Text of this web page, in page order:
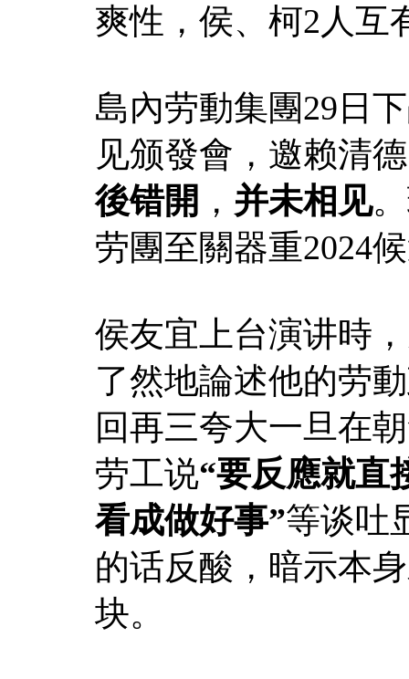
爽性，侯、柯2人互
島內劳動集團29日
见颁發會，邀赖清
後错開 ， 并未相见
劳團至關器重2024
侯友宜上台演讲時
了然地論述他的劳
回再三夸大一旦在
劳工说“要反應就直
看成做好事”等谈吐
的话反酸，暗示本
块。